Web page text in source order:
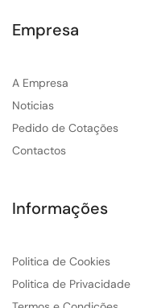
Empresa
A Empresa
Noticias
Pedido de Cotações
Contactos
Informações
Politica de Cookies
Politica de Privacidade